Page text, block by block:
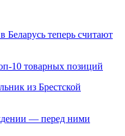
теперь считают
10 товарных позиций
из Брестской
— перед ними